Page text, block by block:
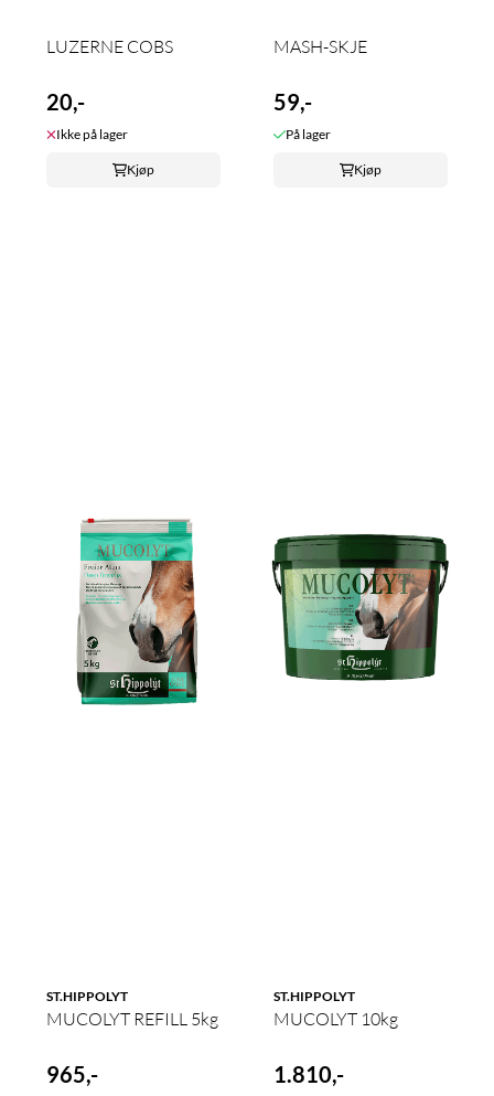
LUZERNE COBS
20,-
Ikke på lager
Kjøp
MASH-SKJE
59,-
På lager
Kjøp
ST.HIPPOLYT
MUCOLYT REFILL 5kg
965,-
ST.HIPPOLYT
MUCOLYT 10kg
1.810,-